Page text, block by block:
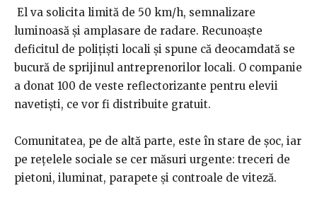
El va solicita limită de 50 km/h, semnalizare
luminoasă și amplasare de radare. Recunoaște
deficitul de polițiști locali și spune că deocamdată se
bucură de sprijinul antreprenorilor locali. O companie
a donat 100 de veste reflectorizante pentru elevii
navetiști, ce vor fi distribuite gratuit.
Comunitatea, pe de altă parte, este în stare de șoc, iar
pe rețelele sociale se cer măsuri urgente: treceri de
pietoni, iluminat, parapete și controale de viteză.